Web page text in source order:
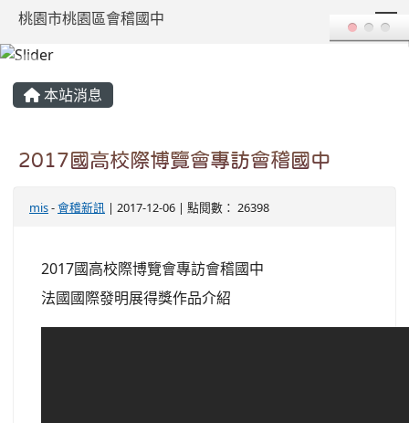
桃園市桃園區會稽國中
本站消息
2017國高校際博覽會專訪會稽國中
mis-會稽新訊 | 2017-12-06 | 點閱數： 26398
2017國高校際博覽會專訪會稽國中
法國國際發明展得獎作品介紹